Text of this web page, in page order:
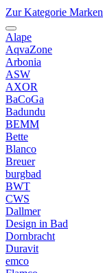
Zur Kategorie Marken
Alape
AqvaZone
Arbonia
ASW
AXOR
BaCoGa
Badundu
BEMM
Bette
Blanco
Breuer
burgbad
BWT
CWS
Dallmer
Design in Bad
Dornbracht
Duravit
emco